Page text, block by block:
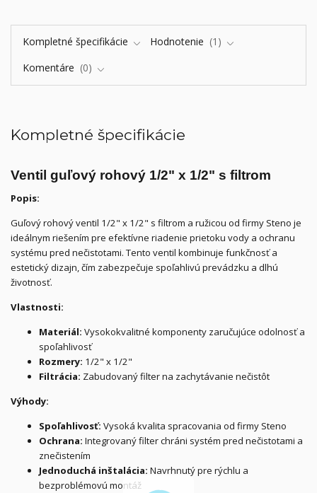
Kompletné špecifikácie Hodnotenie
1
Komentáre
0
Kompletné špecifikácie
Ventil guľový rohový 1/2" x 1/2" s filtrom
Popis:
Guľový rohový ventil 1/2" x 1/2" s filtrom a ružicou od firmy Steno je
ideálnym riešením pre efektívne riadenie prietoku vody a ochranu
systému pred nečistotami. Tento ventil kombinuje funkčnosť a
estetický dizajn, čím zabezpečuje spoľahlivú prevádzku a dlhú
životnosť.
Vlastnosti:
Materiál: Vysokokvalitné komponenty zaručujúce odolnosť a
spoľahlivosť
Rozmery: 1/2" x 1/2"
Filtrácia: Zabudovaný filter na zachytávanie nečistôt
Výhody:
Spoľahlivosť: Vysoká kvalita spracovania od firmy Steno
Ochrana: Integrovaný filter chráni systém pred nečistotami a
znečistením
Jednoduchá inštalácia: Navrhnutý pre rýchlu a
bezproblémovú montáž